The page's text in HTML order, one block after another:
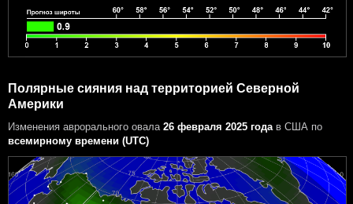
Полярные сияния над территорией Северной
Америки
Изменения аврорального овала 26 февраля 2025 годав США по
всемирному времени (UTC)